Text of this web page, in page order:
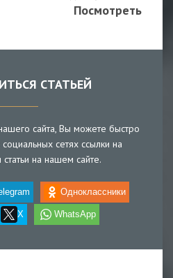
Посмотреть
СТАТЬЕЙ
сайта, Вы можете быстро
сетях ссылки на
на нашем сайте.
Одноклассники
X WhatsApp